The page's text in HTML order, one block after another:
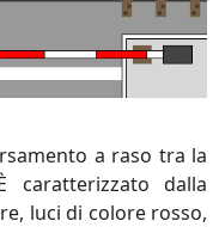
a raso tra la
dalla
luci di colore rosso,